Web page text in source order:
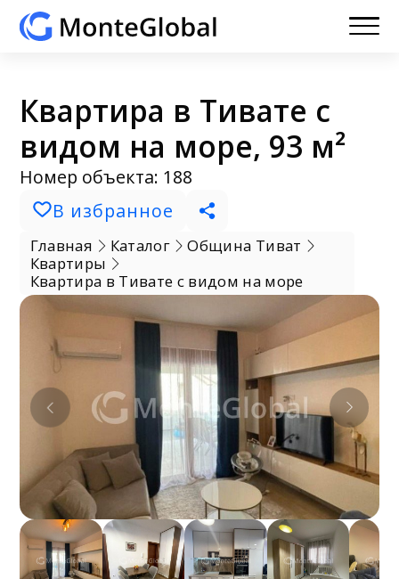
Квартира в Тивате с
видом на море, 93 м²
Номер объекта: 188
В избранное
Главная Каталог
Община Тиват
Квартиры
Квартира в Тивате с видом на море